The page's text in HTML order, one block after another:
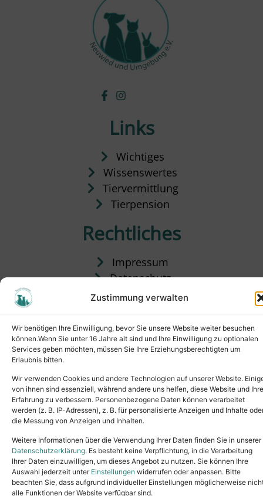
Zustimmung verwalten
Wir benötigen Ihre Einwilligung, bevor Sie unsere Website weiter besuchen
können.Wenn Sie unter 16 Jahre alt sind und Ihre Einwilligung zu optionalen
Services geben möchten, müssen Sie Ihre Erziehungsberechtigten um
Erlaubnis bitten.
Wir verwenden Cookies und andere Technologien auf unserer Website.
von ihnen sind essenziell, während andere uns helfen, diese Website und Ihre
Erfahrung zu verbessern. Personenbezogene Daten können verarbeitet
werden (z. B. IP-Adressen), z. B. für personalisierte Anzeigen und Inhalte
die Messung von Anzeigen und Inhalten.
Weitere Informationen über die Verwendung Ihrer Daten finden Sie in unserer
Datenschutzerklärung. Es besteht keine Verpflichtung, in die Verarbeitung
Ihrer Daten einzuwilligen, um dieses Angebot zu nutzen. Sie können Ihre
Auswahl jederzeit unter Einstellungen widerrufen oder anpassen. Bitte
beachten Sie, dass aufgrund individueller Einstellungen möglicherweise
alle Funktionen der Website verfügbar sind.
Links
Wichtiges
Wissenswertes
Tiervermittlung
Tierpension
Rechtliches
Impressum
Datenschutz
Satzung
Copyright © 2024. All rights reserved.
Tel.: (02631) 55356buero@tierheim-neuwied.de
Ludwigshof 1, 56567 Neuwied